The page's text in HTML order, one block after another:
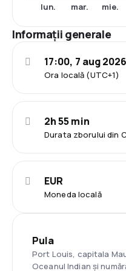
lun. mar. mie.
Informații generale
Ora locală (UTC+1)
17:00, 7 aug 2026
Durata zborului din
2h 55 min
Moneda locală
EUR
Pula
Port Louis, capitala
Oceanul Indian și